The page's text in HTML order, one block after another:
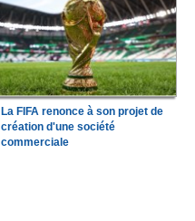
La FIFA renonce à son projet de
création d'une société
commerciale